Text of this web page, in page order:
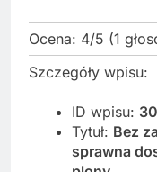
Ocena: 4/5 (1
Szczegóły wpisu:
ID wpisu:
Tytuł: Bez
sprawna